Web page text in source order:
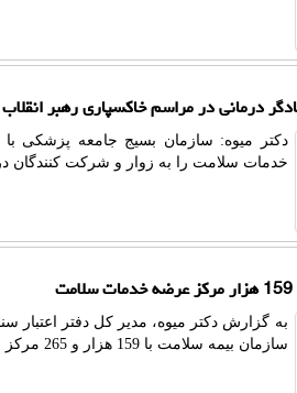
دکتر میوه: سازمان بسیج جامعه پزشکی با
خدمات سلامت را به زوار و شرکت کنندگان
به گزارش دکتر میوه، مدیر کل دفتر اعتبار
سازمان بیمه سلامت با 159 هزار و 265 مرکز قرارداد فعال دارد.